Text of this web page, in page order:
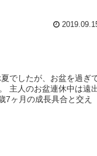
でしたが、お盆を過ぎ
主人のお盆連休中は遠
7ヶ月の成長具合と交え